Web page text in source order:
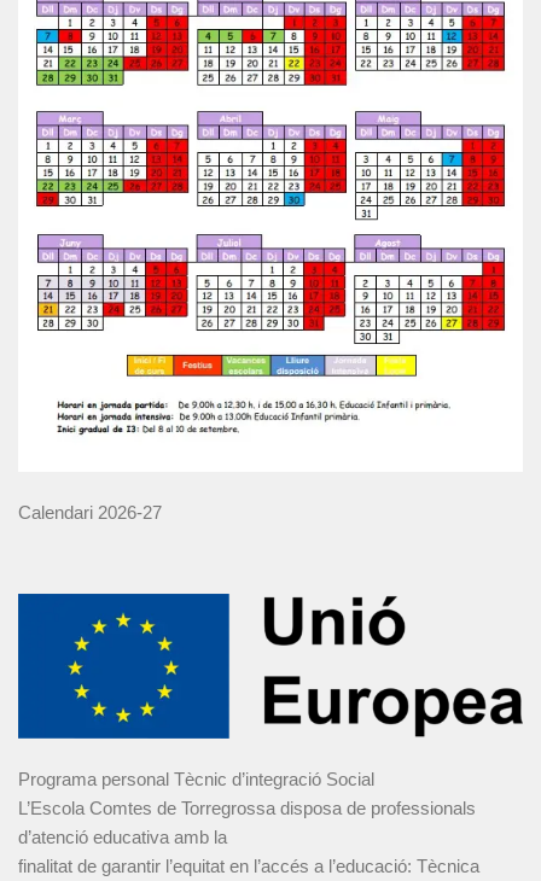
Calendari 2026-27
Programa personal Tècnic d’integració Social
L’Escola Comtes de Torregrossa disposa de professionals
d’atenció educativa amb la
finalitat de garantir l’equitat en l’accés a l’educació: Tècnica